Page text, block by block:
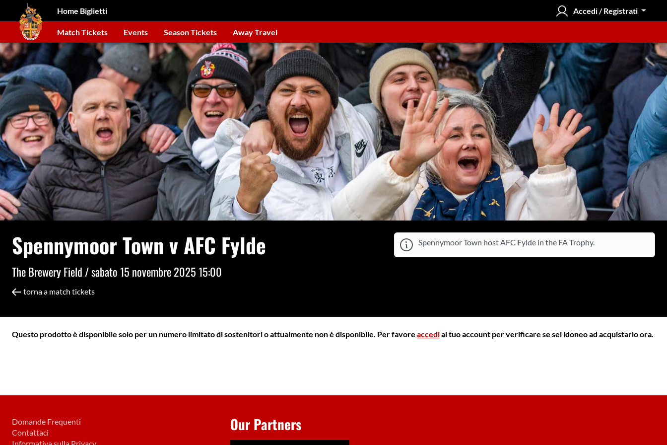
Home Biglietti Accedi / Registrati
Match Tickets Events Season Tickets Away Travel
Spennymoor Town v AFC Fylde
The Brewery Field /sabato 15 novembre 2025 15:00
torna a match tickets
Spennymoor Town host AFC Fylde in the FA Trophy.
Questo prodotto è disponibile solo per un numero limitato di sostenitori o attualmente non è disponibile. Per favore accedial tuo account per verificare se sei idoneo ad acquistarlo ora.
Domande Frequenti
Contattaci
Our Partners